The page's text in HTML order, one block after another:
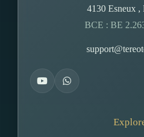
4130 Esneux ,
BCE : BE